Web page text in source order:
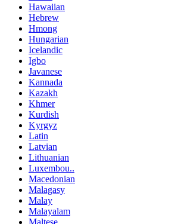
Hawaiian
Hebrew
Hmong
Hungarian
Icelandic
Igbo
Javanese
Kannada
Kazakh
Khmer
Kurdish
Kyrgyz
Latin
Latvian
Lithuanian
Luxembou..
Macedonian
Malagasy
Malay
Malayalam
Maltese